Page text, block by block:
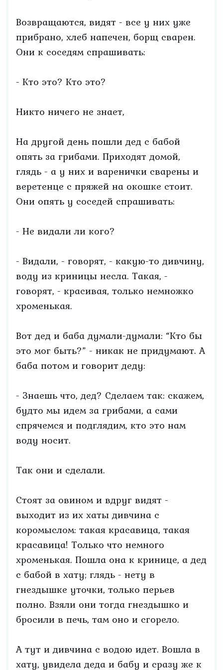
Возвращаются, видят - все у них уже
прибрано, хлеб напечен, борщ сварен.
Они к соседям спрашивать:
- Кто это? Кто это?
Никто ничего не знает,
На другой день пошли дед с бабой
опять за грибами. Приходят домой,
глядь - а у них и варенички сварены и
веретенце с пряжей на окошке стоит.
Они опять у соседей спрашивать:
- Не видали ли кого?
- Видали, - говорят, - какую-то дивчину,
воду из криницы несла. Такая, -
говорят, - красивая, только немножко
хроменькая.
Вот дед и баба думали-думали: “Кто бы
это мог быть?” - никак не придумают. А
баба потом и говорит деду:
- Знаешь что, дед? Сделаем так: скажем,
будто мы идем за грибами, а сами
спрячемся и подглядим, кто это нам
воду носит.
Так они и сделали.
Стоят за овином и вдруг видят -
выходит из их хаты дивчина с
коромыслом: такая красавица, такая
красавица! Только что немного
хроменькая. Пошла она к кринице, а дед
с бабой в хату; глядь - нету в
гнездышке уточки, только перьев
полно. Взяли они тогда гнездышко и
бросили в печь, там оно и сгорело.
А тут и дивчина с водою идет. Вошла в
хату, увидела деда и бабу и сразу же к